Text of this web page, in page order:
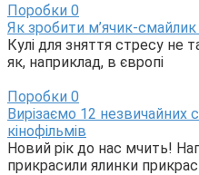
Поробки 0
Як зробити м’ячик-
Кулі для зняття стресу не
як, наприклад, в європі
Поробки 0
Вирізаємо 12 незвичайних
кінофільмів
Новий рік до нас мчить!
прикрасили ялинки